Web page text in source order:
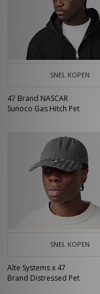
SNEL KOPEN
47 Brand NASCAR
Sunoco Gas Hitch Pet
SNEL KOPEN
Alte Systems x 47
Brand Distressed Pet